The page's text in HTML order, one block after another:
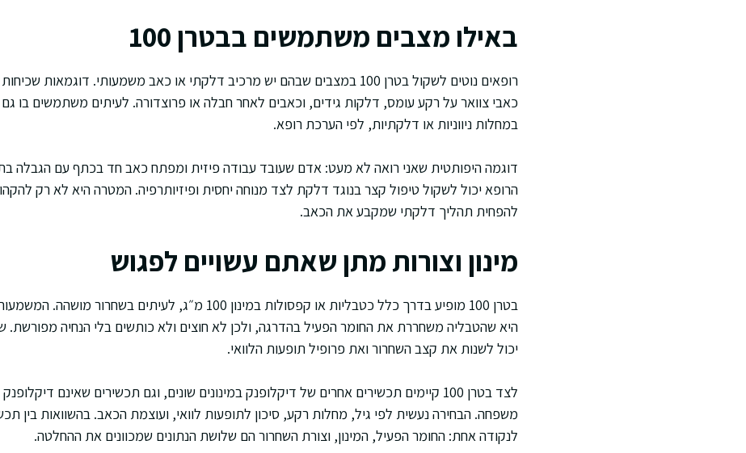
באילו מצבים משתמשים בבטרן 100
רופאים נוטים לשקול בטרן 100 במצבים שבהם יש מרכיב דלקתי או כאב משמעותי. דוגמאות
כאבי צוואר על רקע עומס, דלקות גידים, וכאבים לאחר חבלה או פרוצדורה. לעיתים משתמשים בו
במחלות ניווניות או דלקתיות, לפי הערכת רופא.
דוגמה היפותטית שאני רואה לא מעט: אדם שעובד עבודה פיזית ומפתח כאב חד בכתף עם הגבלה
הרופא יכול לשקול טיפול קצר בנוגד דלקת לצד מנוחה יחסית ופיזיותרפיה. המטרה היא לא רק
להפחית תהליך דלקתי שמקבע את הכאב.
מינון וצורות מתן שאתם עשויים לפגוש
בטרן 100 מופיע בדרך כלל כטבליות או קפסולות במינון 100 מ״ג, לעיתים
היא שהטבליה משחררת את החומר הפעיל בהדרגה, ולכן לא חוצים ולא כותשים בלי הנחיה מפורשת.
יכול לשנות את קצב השחרור ואת פרופיל תופעות הלוואי.
לצד בטרן 100 קיימים תכשירים אחרים של דיקלופנק במינונים שונים, וגם תכשירים שאינם
משפחה. הבחירה נעשית לפי גיל, מחלות רקע, סיכון לתופעות לוואי, ועוצמת הכאב. בהשוואות בין
לנקודה אחת: החומר הפעיל, המינון, וצורת השחרור הם שלושת הנתונים שמכוונים את ההחלטה.